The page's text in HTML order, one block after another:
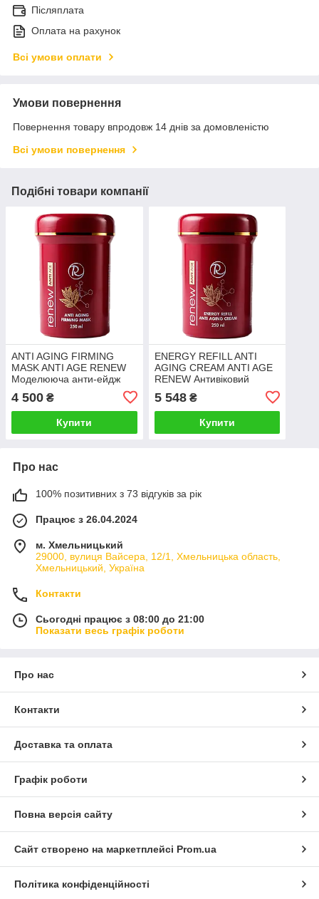
Післяплата
Оплата на рахунок
Всі умови оплати
Умови повернення
Повернення товару впродовж 14 днів за домовленістю
Всі умови повернення
Подібні товари компанії
ANTI AGING FIRMING
MASK ANTI AGE RENEW
Моделююча анти-ейдж
4 500 ₴
Купити
ENERGY REFILL ANTI
AGING CREAM ANTI AGE
RENEW Антивіковий
енергетик 250 мл
5 548₴
Купити
Про нас
100% позитивних з 73 відгуків за рік
Працює з 26.04.2024
м. Хмельницький
29000, вулиця Вайсера, 12/1, Хмельницька область,
Хмельницький, Україна
Контакти
Сьогодні працює з 08:00 до 21:00
Показати весь графік роботи
Про нас
Контакти
Доставка та оплата
Графік роботи
Повна версія сайту
Сайт створено на маркетплейсі Prom.ua
Політика конфіденційності